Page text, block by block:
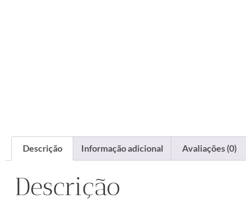
Descrição Informação adicional Avaliações (0)
Descrição